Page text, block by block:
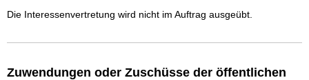
Die Interessenvertretung wird nicht im Auftrag ausgeübt.
Zuwendungen oder Zuschüsse der öffentlichen